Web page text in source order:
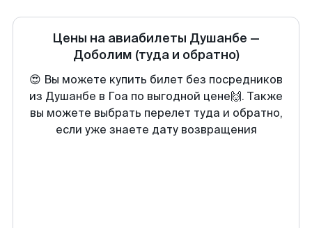
Цены на авиабилеты Душанбе —
Доболим (туда и обратно)
😍 Вы можете купить билет без посредников
из Душанбе в Гоа по выгодной цене🙌. Также
вы можете выбрать перелет туда и обратно,
если уже знаете дату возвращения